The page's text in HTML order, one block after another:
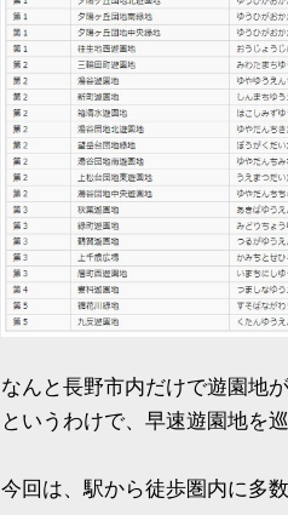
なんと長野市内だけで遊園地
というわけで、早速遊園地を
今回は、駅から徒歩圏内に多